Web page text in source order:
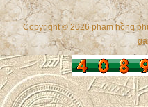
Copyright © 2026 phạm hồng